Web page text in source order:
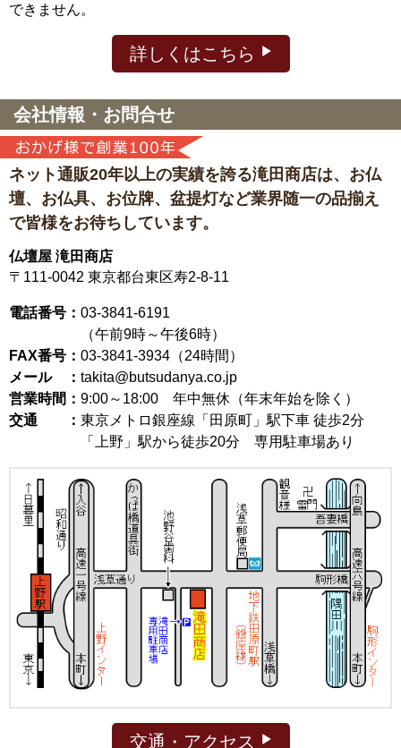
できません。
詳しくはこちら
会社情報・お問合せ
ネット通販20年以上の実績を誇る滝田商店は、 お仏
壇、お仏具、お位牌、盆提灯など業界随一の品揃え
で皆様をお待ちしています。
仏壇屋 滝田商店
〒111-0042 東京都台東区寿2-8-11
電話番号： 03-3841-6191
（午前9時～午後6時）
FAX番号： 03-3841-3934（24時間）
メール ： takita@butsudanya.co.jp
営業時間： 9:00～18:00 年中無休（年末年始を除く）
交通 ： 東京メトロ銀座線「田原町」駅下車 徒歩2分
「上野」駅から徒歩20分 専用駐車場あり
交通・アクセス